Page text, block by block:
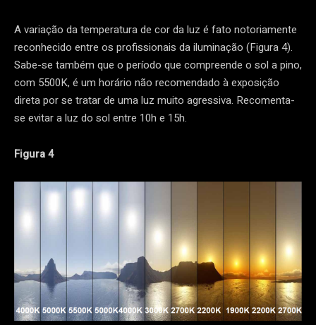
A variação da temperatura de cor da luz é fato notoriamente
reconhecido entre os profissionais da iluminação (Figura 4).
Sabe-se também que o período que compreende o sol a pino,
com 5500K, é um horário não recomendado à exposição
direta por se tratar de uma luz muito agressiva. Recomenta-
se evitar a luz do sol entre 10h e 15h.
Figura 4